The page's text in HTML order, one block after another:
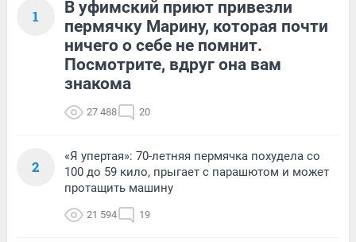
1
В уфимский приют привезли
пермячку Марину, которая почти
ничего о себе не помнит.
Посмотрите, вдруг она вам
знакома
27 488 20
2
«Я упертая»: 70-летняя пермячка похудела со
100 до 59 кило, прыгает с парашютом и может
протащить машину
21 594 19